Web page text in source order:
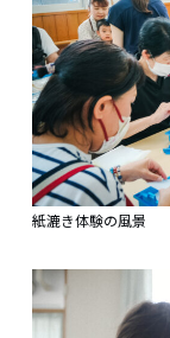
紙漉き体験の風景